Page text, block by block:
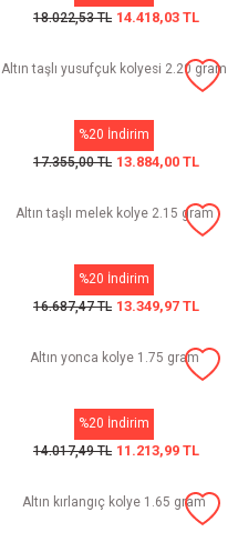
18.022,53 TL 14.418,03 TL
Altın taşlı yusufçuk kolyesi 2.20 gram
%20 İndirim
17.355,00 TL 13.884,00 TL
Altın taşlı melek kolye 2.15 gram
%20 İndirim
16.687,47 TL 13.349,97 TL
Altın yonca kolye 1.75 gram
%20 İndirim
14.017,49 TL 11.213,99 TL
Altın kırlangıç kolye 1.65 gram